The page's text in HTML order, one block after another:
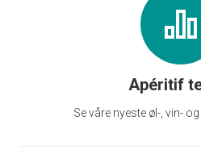
Apéritif
Se våre nyeste øl-, vin-